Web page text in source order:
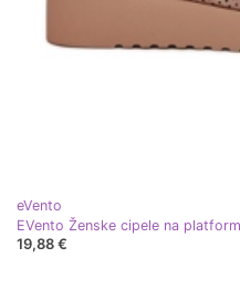
eVento
19,88 €